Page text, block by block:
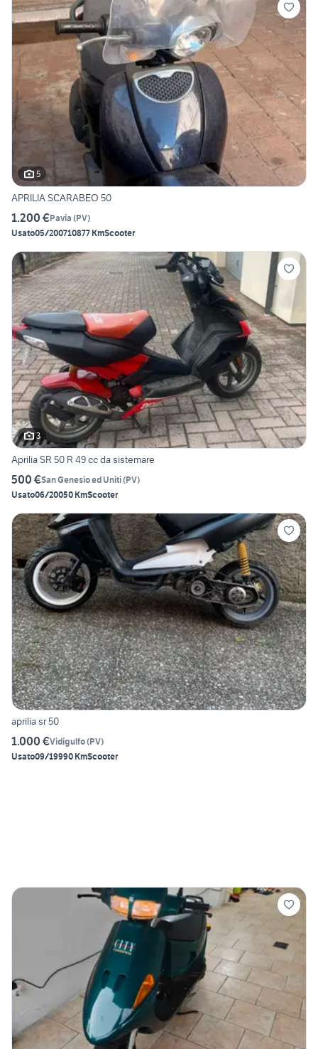
5
APRILIA SCARABEO 50
1.200 €Pavia (PV)
Usato05/200710877 KmScooter
3
Aprilia SR 50 R 49 cc da sistemare
500 €San Genesio ed Uniti(PV)
Usato06/20050 KmScooter
aprilia sr 50
1.000 €Vidigulfo(PV)
Usato09/19990 KmScooter